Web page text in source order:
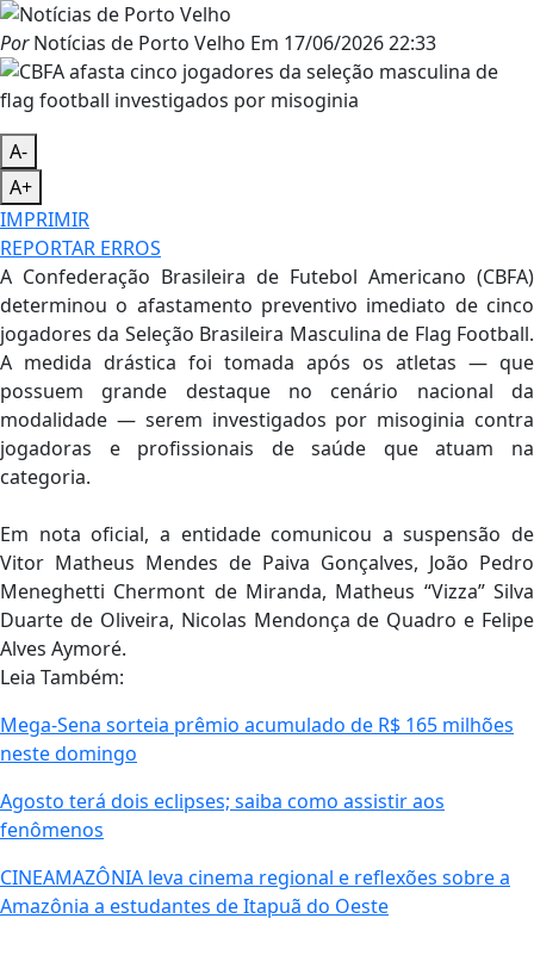
PorNotícias de Porto Velho Em 17/06/2026 22:33
A-
A+
IMPRIMIR
REPORTAR ERROS
A Confederação Brasileira de Futebol Americano (CBFA)
determinou o afastamento preventivo imediato de cinco
jogadores da Seleção Brasileira Masculina de Flag Football.
A medida drástica foi tomada após os atletas — que
possuem grande destaque no cenário nacional da
modalidade — serem investigados por misoginia contra
jogadoras e profissionais de saúde que atuam na
categoria.
Em nota oficial, a entidade comunicou a suspensão de
Vitor Matheus Mendes de Paiva Gonçalves, João Pedro
Meneghetti Chermont de Miranda, Matheus “Vizza” Silva
Duarte de Oliveira, Nicolas Mendonça de Quadro e Felipe
Alves Aymoré.
Leia Também:
Mega-Sena sorteia prêmio acumulado de R$ 165 milhões
neste domingo
Agosto terá dois eclipses; saiba como assistir aos
fenômenos
CINEAMAZÔNIA leva cinema regional e reflexões sobre a
Amazônia a estudantes de Itapuã do Oeste